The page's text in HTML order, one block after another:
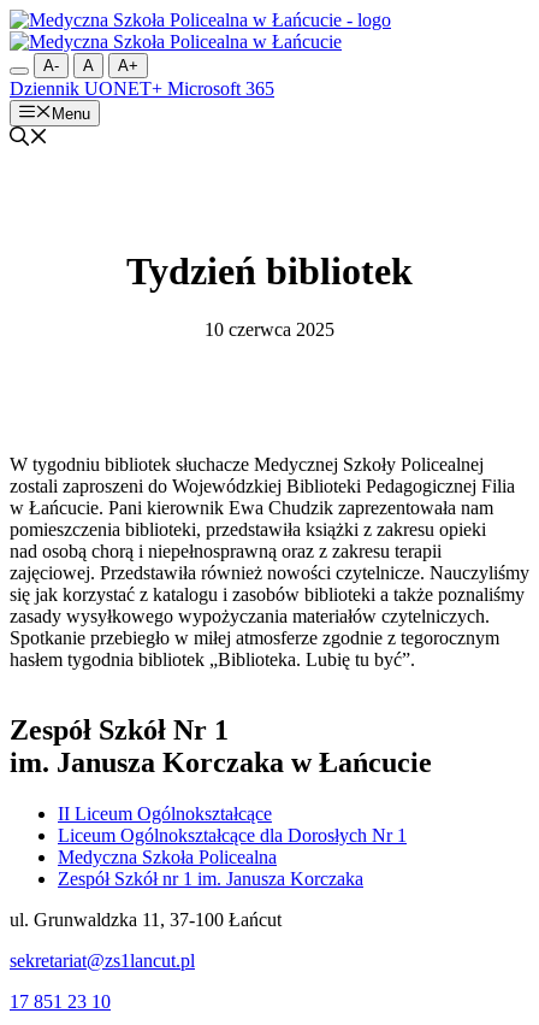
Przejdź
do
treściA- A A+
Dziennik UONET+ Microsoft 365
Menu
Tydzień bibliotek
10 czerwca 2025
W tygodniu bibliotek słuchacze Medycznej Szkoły Policealnej
zostali zaproszeni do Wojewódzkiej Biblioteki Pedagogicznej Filia
w Łańcucie. Pani kierownik Ewa Chudzik zaprezentowała nam
pomieszczenia biblioteki, przedstawiła książki z zakresu opieki
nad osobą chorą i niepełnosprawną oraz z zakresu terapii
zajęciowej. Przedstawiła również nowości czytelnicze. Nauczyliśmy
się jak korzystać z katalogu i zasobów biblioteki a także poznaliśmy
zasady wysyłkowego wypożyczania materiałów czytelniczych.
Spotkanie przebiegło w miłej atmosferze zgodnie z tegorocznym
hasłem tygodnia bibliotek „Biblioteka. Lubię tu być”.
Zespół Szkół Nr 1
im. Janusza Korczaka w Łańcucie
II Liceum Ogólnokształcące
Liceum Ogólnokształcące dla Dorosłych Nr 1
Medyczna Szkoła Policealna
Zespół Szkół nr 1 im. Janusza Korczaka
ul. Grunwaldzka 11, 37-100 Łańcut
sekretariat@zs1lancut.pl
17 851 23 10